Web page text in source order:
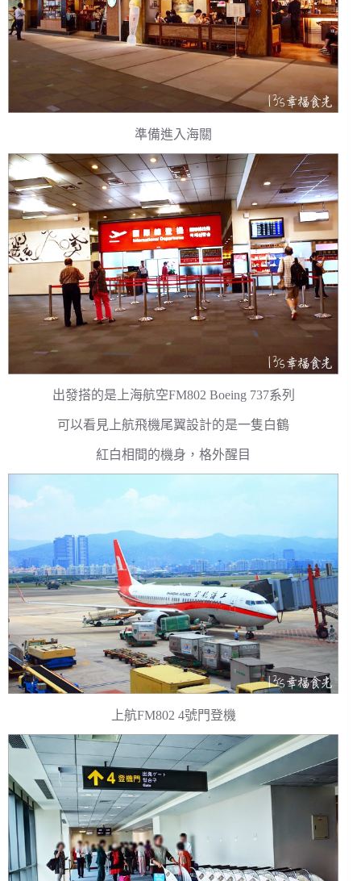
準備進入海關
出發搭的是上海航空FM802 Boeing 737系列
可以看見上航飛機尾翼設計的是一隻白鶴
紅白相間的機身，格外醒目
上航FM802 4號門登機